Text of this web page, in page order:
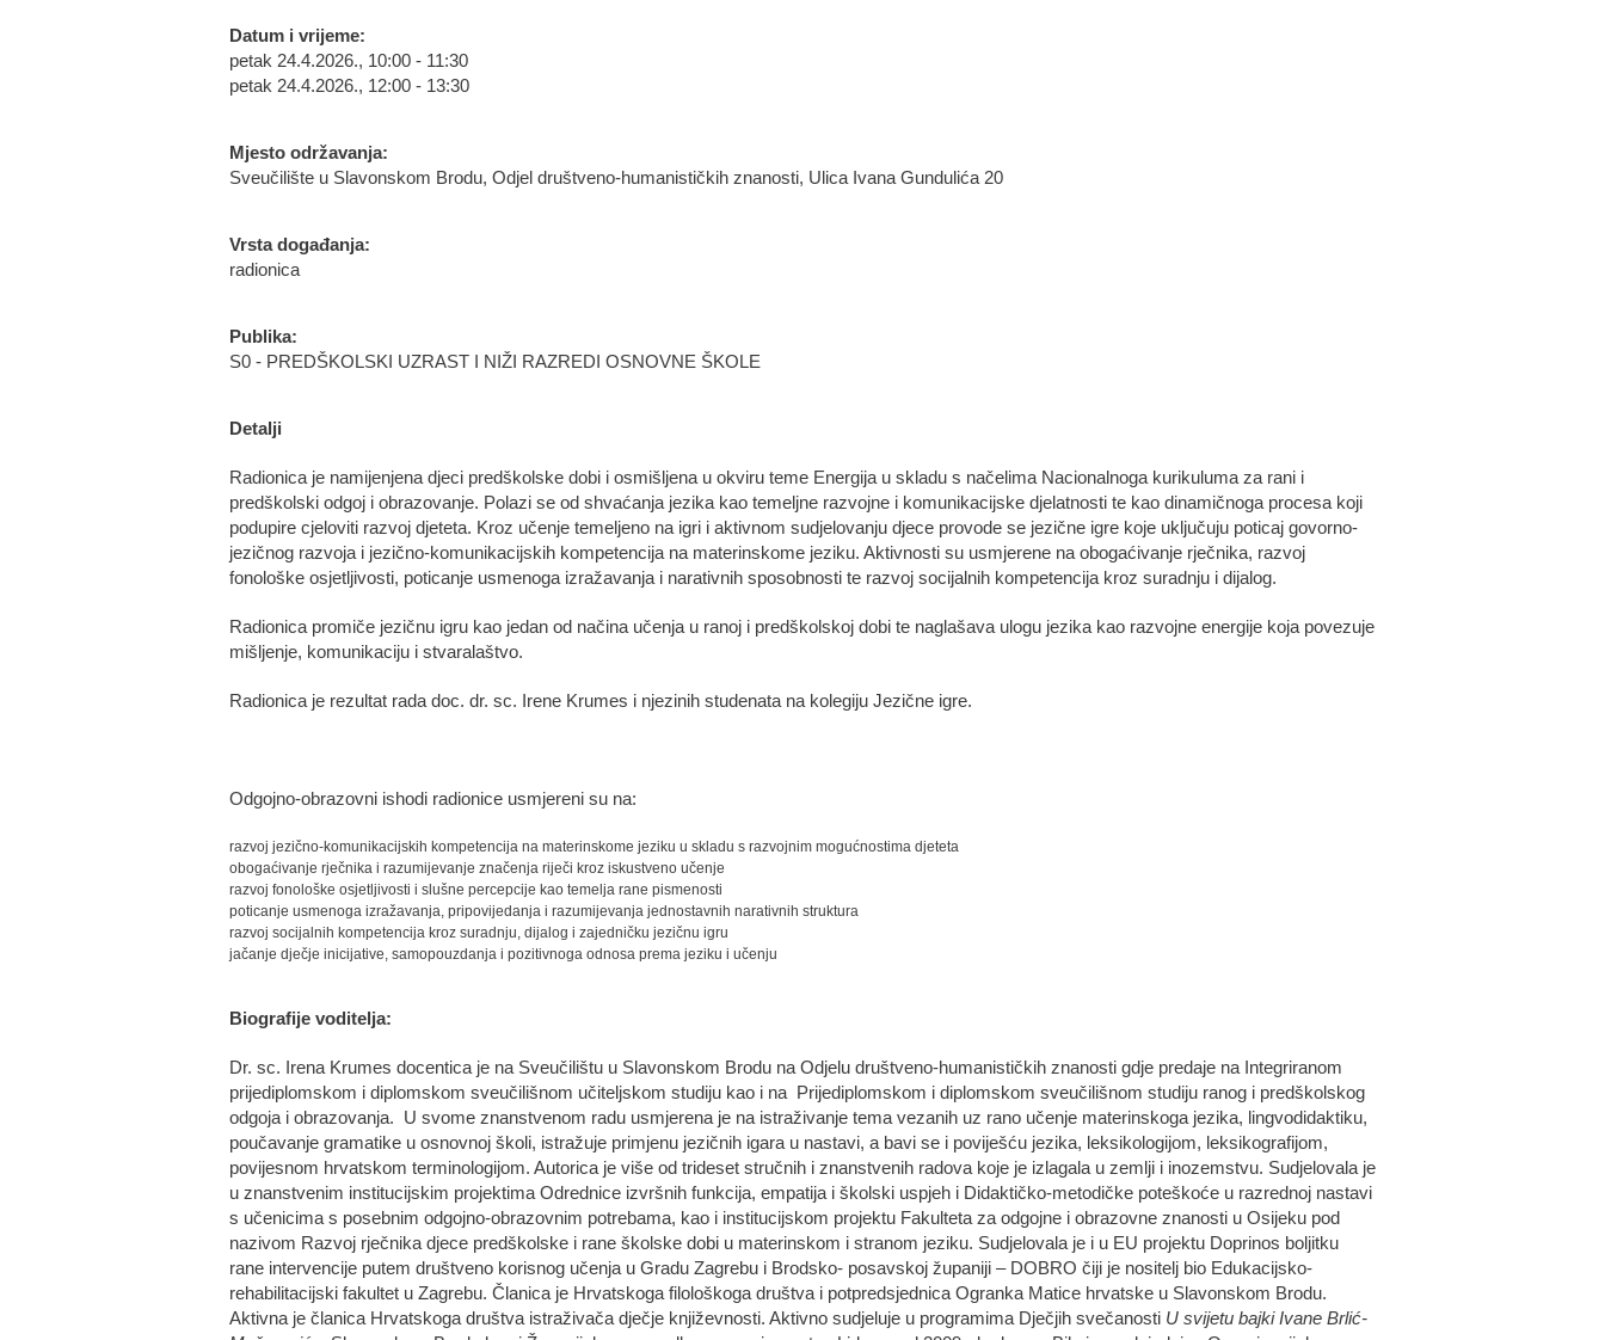
Datum i vrijeme:
petak 24.4.2026., 10:00 - 11:30
petak 24.4.2026., 12:00 - 13:30
Mjesto održavanja:
Sveučilište u Slavonskom Brodu, Odjel društveno-humanističkih znanosti, Ulica Ivana Gundulića 20
Vrsta događanja:
radionica
Publika:
S0 - PREDŠKOLSKI UZRAST I NIŽI RAZREDI OSNOVNE ŠKOLE
Detalji
Radionica je namijenjena djeci predškolske dobi i osmišljena u okviru teme Energija u skladu s načelima Nacionalnoga kurikuluma za rani i
predškolski odgoj i obrazovanje. Polazi se od shvaćanja jezika kao temeljne razvojne i komunikacijske djelatnosti te kao dinamičnoga procesa koji
podupire cjeloviti razvoj djeteta. Kroz učenje temeljeno na igri i aktivnom sudjelovanju djece provode se jezične igre koje uključuju poticaj govorno-
jezičnog razvoja i jezično-komunikacijskih kompetencija na materinskome jeziku. Aktivnosti su usmjerene na obogaćivanje rječnika, razvoj
fonološke osjetljivosti, poticanje usmenoga izražavanja i narativnih sposobnosti te razvoj socijalnih kompetencija kroz suradnju i dijalog.
Radionica promiče jezičnu igru kao jedan od načina učenja u ranoj i predškolskoj dobi te naglašava ulogu jezika kao razvojne energije koja povezuje
mišljenje, komunikaciju i stvaralaštvo.
Radionica je rezultat rada doc. dr. sc. Irene Krumes i njezinih studenata na kolegiju Jezične igre.
Odgojno-obrazovni ishodi radionice usmjereni su na:
razvoj jezično-komunikacijskih kompetencija na materinskome jeziku u skladu s razvojnim mogućnostima djeteta
obogaćivanje rječnika i razumijevanje značenja riječi kroz iskustveno učenje
razvoj fonološke osjetljivosti i slušne percepcije kao temelja rane pismenosti
poticanje usmenoga izražavanja, pripovijedanja i razumijevanja jednostavnih narativnih struktura
razvoj socijalnih kompetencija kroz suradnju, dijalog i zajedničku jezičnu igru
jačanje dječje inicijative, samopouzdanja i pozitivnoga odnosa prema jeziku i učenju
Biografije voditelja:
Dr. sc. Irena Krumes docentica je na Sveučilištu u Slavonskom Brodu na Odjelu društveno-humanističkih znanosti gdje predaje na Integriranom
prijediplomskom i diplomskom sveučilišnom učiteljskom studiju kao i na Prijediplomskom i diplomskom sveučilišnom studiju ranog i predškolskog
odgoja i obrazovanja. U svome znanstvenom radu usmjerena je na istraživanje tema vezanih uz rano učenje materinskoga jezika, lingvodidaktiku,
poučavanje gramatike u osnovnoj školi, istražuje primjenu jezičnih igara u nastavi, a bavi se i poviješću jezika, leksikologijom, leksikografijom,
povijesnom hrvatskom terminologijom. Autorica je više od trideset stručnih i znanstvenih radova koje je izlagala u zemlji i inozemstvu. Sudjelovala je
u znanstvenim institucijskim projektima Odrednice izvršnih funkcija, empatija i školski uspjeh i Didaktičko-metodičke poteškoće u razrednoj nastavi
s učenicima s posebnim odgojno-obrazovnim potrebama, kao i institucijskom projektu Fakulteta za odgojne i obrazovne znanosti u Osijeku pod
nazivom Razvoj rječnika djece predškolske i rane školske dobi u materinskom i stranom jeziku. Sudjelovala je i u EU projektu Doprinos boljitku
rane intervencije putem društveno korisnog učenja u Gradu Zagrebu i Brodsko- posavskoj županiji – DOBRO čiji je nositelj bio Edukacijsko-
rehabilitacijski fakultet u Zagrebu. Članica je Hrvatskoga filološkoga društva i potpredsjednica Ogranka Matice hrvatske u Slavonskom Brodu.
Aktivna je članica Hrvatskoga društva istraživača dječje književnosti. Aktivno sudjeluje u programima Dječjih svečanosti U svijetu bajki Ivane Brlić-